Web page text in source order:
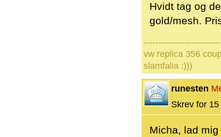
Hvidt tag og
gold/mesh.
vw replica 356
slamfalia :)))
runesten
Skrev for
Micha, lad